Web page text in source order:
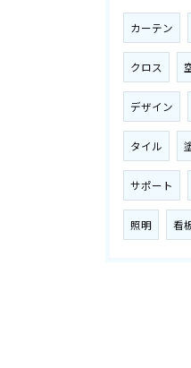
カーテン
クロス
デザイン
タイル
サポート
照明 看